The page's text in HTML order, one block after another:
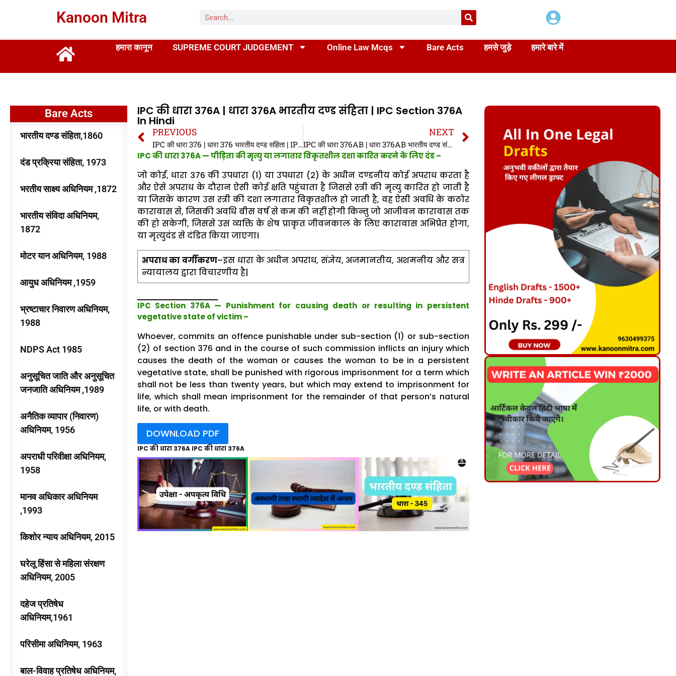
Kanoon Mitra
हमारा कानून SUPREME COURT JUDGEMENT Online Law Mcqs Bare Acts हमसे जुड़े हमारे बारे में
Bare Acts
भारतीय दण्ड संहिता,1860
दंड प्रक्रिया संहिता, 1973
भरतीय साक्ष्य अधिनियम ,1872
भारतीय संविदा अधिनियम,
1872
मोटर यान अधिनियम, 1988
आयुध अधिनियम ,1959
भ्रष्टाचार निवारण अधिनियम,
1988
NDPS Act 1985
अनुसूचित जाति और अनुसूचित
जनजाति अधिनियम ,1989
अनैतिक व्यापार (निवारण)
अधिनियम, 1956
अपराधी परिवीक्षा अधिनियम,
1958
मानव अधिकार अधिनियम
,1993
किशोर न्याय अधिनियम, 2015
घरेलू हिंसा से महिला संरक्षण
अधिनियम, 2005
दहेज प्रतिषेध
अधिनियम,1961
परिसीमा अधिनियम, 1963
बाल-विवाह प्रतिषेध अधिनियम,
IPC की धारा 376A | धारा 376A भारतीय दण्ड संहिता | IPC Section 376A
In Hindi
PREVIOUS
IPC की धारा 376 | धारा 376 भारतीय दण्ड संहिता | IPC Section 376 In Hindi
NEXT
IPC की धारा 376AB | धारा 376AB भारतीय दण्ड संहिता | IPC Section 376AB In Hindi
IPC की धारा 376A — पीड़िता की मृत्यु या लगातार विकृतशील दशा कारित करने के लिए दंड –
जो कोई, धारा 376 की उपधारा (1) या उपधारा (2) के अधीन दण्डनीय कोई अपराध करता है
और ऐसे अपराध के दौरान ऐसी कोई क्षति पहुंचाता है जिससे स्त्री की मृत्यु कारित हो जाती है
या जिसके कारण उस स्त्री की दशा लगातार विकृतशील हो जाती है, वह ऐसी अवधि के कठोर
कारावास से, जिसकी अवधि बीस वर्ष से कम की नहीं होगी किन्तु जो आजीवन कारावास तक
की हो सकेगी, जिससे उस व्यक्ति के शेष प्राकृत जीवनकाल के लिए कारावास अभिप्रेत होगा,
या मृत्युदंड से दंडित किया जाएगा।
अपराध का वर्गीकरण–इस धारा के अधीन अपराध, संज्ञेय, अजमानतीय, अशमनीय और सत्र
न्यायालय द्वारा विचारणीय है|
IPC Section 376A — Punishment for causing death or resulting in persistent
vegetative state of victim –
Whoever, commits an offence punishable under sub-section (1) or sub-section
(2) of section 376 and in the course of such commission inflicts an injury which
causes the death of the woman or causes the woman to be in a persistent
vegetative state, shall be punished with rigorous imprisonment for a term which
shall not be less than twenty years, but which may extend to imprisonment for
life, which shall mean imprisonment for the remainder of that person’s natural
life, or with death.
DOWNLOAD PDF
IPC की धारा 376A IPC की धारा 376A